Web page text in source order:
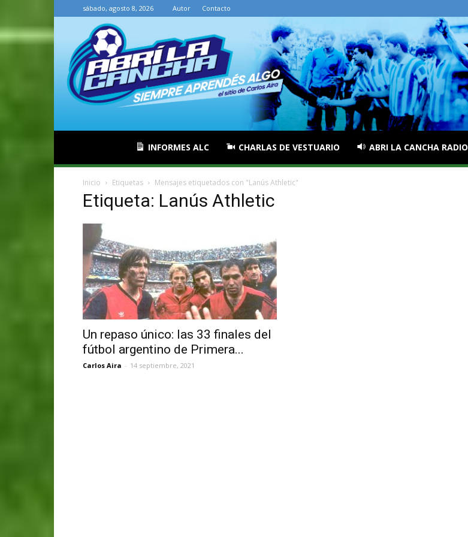
sábado, agosto 8, 2026 Autor Contacto
INFORMES ALC CHARLAS DE VESTUARIO ABRI LA CANCHA RADIO
Inicio Etiquetas Mensajes etiquetados con "Lanús Athletic"
Etiqueta: Lanús Athletic
Un repaso único: las 33 finales del
fútbol argentino de Primera...
Carlos Aira - 14 septiembre, 2021